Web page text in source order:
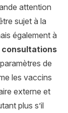
attention
sujet à la
également à
consultations
de
les vaccins
externe et
plus s’il